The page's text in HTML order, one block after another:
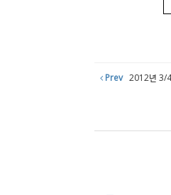
Prev 2012년 3/